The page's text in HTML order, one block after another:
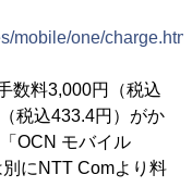
mobile/one/
数料3,000円（税込
税込433.4円）がか
OCN モバイル
にNTT Comより料